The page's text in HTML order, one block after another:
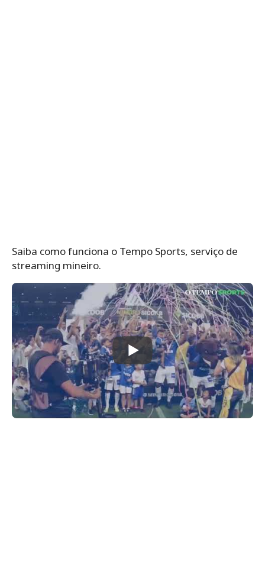
Saiba como funciona o Tempo Sports, serviço de
streaming mineiro.